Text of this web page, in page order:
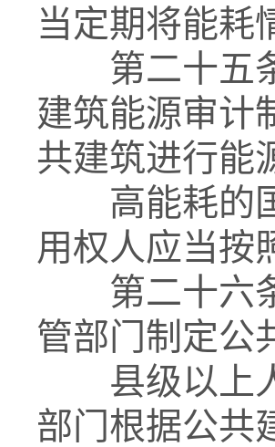
当定期将能耗
第二十五条
建筑能源审计
共建筑进行能
高能耗的国
用权人应当按
第二十六条
管部门制定公
县级以上人
部门根据公共